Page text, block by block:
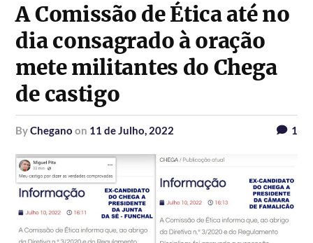
A Comissão de Ética até no
dia consagrado à oração
mete militantes do Chega
de castigo
byChegano on 11 de Julho, 2022 1